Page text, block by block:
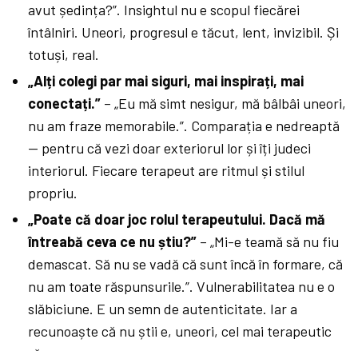
avut ședința?”. Insightul nu e scopul fiecărei
întâlniri. Uneori, progresul e tăcut, lent, invizibil. Și
totuși, real.
„Alți colegi par mai siguri, mai inspirați, mai
conectați.” – „Eu mă simt nesigur, mă bâlbâi uneori,
nu am fraze memorabile.”. Comparația e nedreaptă
— pentru că vezi doar exteriorul lor și îți judeci
interiorul. Fiecare terapeut are ritmul și stilul
propriu.
„Poate că doar joc rolul terapeutului. Dacă mă
întreabă ceva ce nu știu?” – „Mi-e teamă să nu fiu
demascat. Să nu se vadă că sunt încă în formare, că
nu am toate răspunsurile.”. Vulnerabilitatea nu e o
slăbiciune. E un semn de autenticitate. Iar a
recunoaște că nu știi e, uneori, cel mai terapeutic